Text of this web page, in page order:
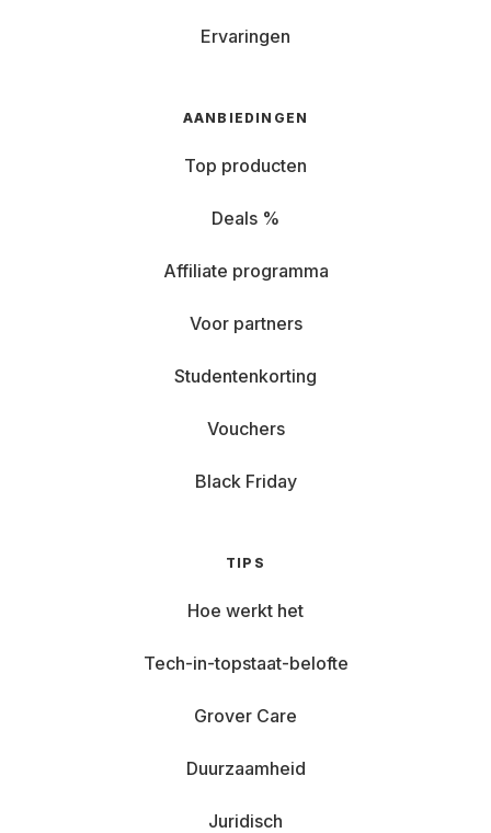
Ervaringen
AANBIEDINGEN
Top producten
Deals %
Affiliate programma
Voor partners
Studentenkorting
Vouchers
Black Friday
TIPS
Hoe werkt het
Tech-in-topstaat-belofte
Grover Care
Duurzaamheid
Juridisch